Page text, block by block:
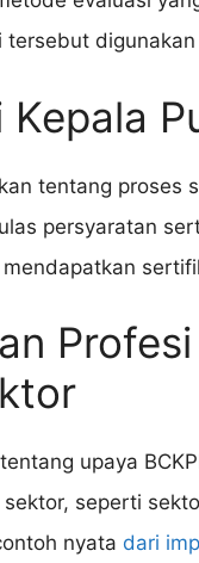
tersebut
tentang proses
persyaratan
upaya
seperti
nyata dari